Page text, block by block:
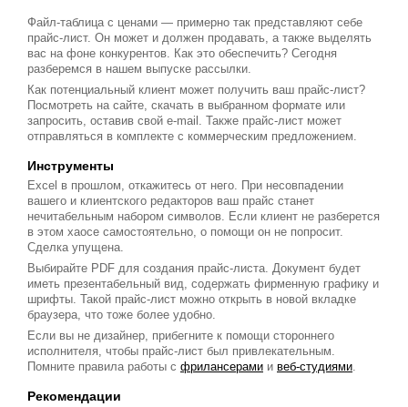
Файл-таблица с ценами — примерно так представляют себе
прайс-лист. Он может и должен продавать, а также выделять
вас на фоне конкурентов. Как это обеспечить? Сегодня
разберемся в нашем выпуске рассылки.
Как потенциальный клиент может получить ваш прайс-лист?
Посмотреть на сайте, скачать в выбранном формате или
запросить, оставив свой e-mail. Также прайс-лист может
отправляться в комплекте с коммерческим предложением.
Инструменты
Excel в прошлом, откажитесь от него. При несовпадении
вашего и клиентского редакторов ваш прайс станет
нечитабельным набором символов. Если клиент не разберется
в этом хаосе самостоятельно, о помощи он не попросит.
Сделка упущена.
Выбирайте PDF для создания прайс-листа. Документ будет
иметь презентабельный вид, содержать фирменную графику и
шрифты. Такой прайс-лист можно открыть в новой вкладке
браузера, что тоже более удобно.
Если вы не дизайнер, прибегните к помощи стороннего
исполнителя, чтобы прайс-лист был привлекательным.
Помните правила работы с фрилансерами и веб-студиями.
Рекомендации